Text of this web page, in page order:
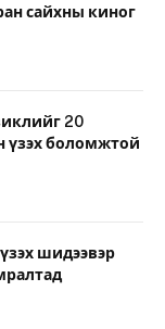
сайхны киног
20
үзэх боломжтой
шидээвэр